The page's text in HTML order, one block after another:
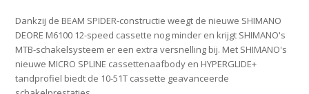
Dankzij de BEAM SPIDER-constructie weegt de nieuwe SHIMANO
DEORE M6100 12-speed cassette nog minder en krijgt SHIMANO's
MTB-schakelsysteem er een extra versnelling bij. Met SHIMANO's
nieuwe MICRO SPLINE cassettenaafbody en HYPERGLIDE+
tandprofiel biedt de 10-51T cassette geavanceerde